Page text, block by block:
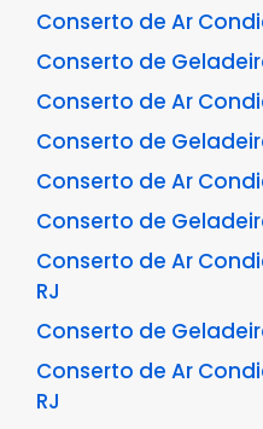
Conserto de Ar
Conserto de
Conserto de Ar
Conserto de
Conserto de Ar
Conserto de
Conserto de Ar
RJ
Conserto de
Conserto de Ar
RJ